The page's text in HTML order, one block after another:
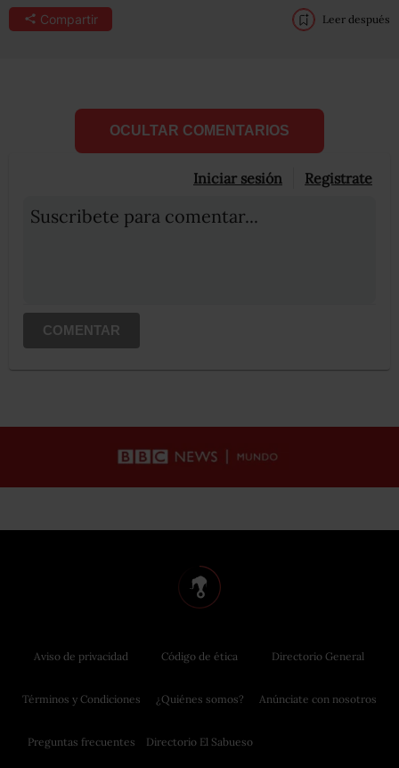
Compartir Leer después
OCULTAR COMENTARIOS
Iniciar sesión Registrate
Suscribete para comentar...
COMENTAR
Aviso de privacidad
Términos y Condiciones
Preguntas frecuentes
Código de ética
¿Quiénes somos?
Directorio El Sabueso
Directorio General
Anúnciate con nosotros